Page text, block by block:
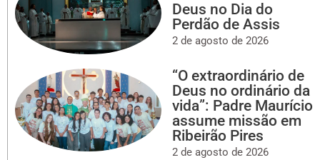
Deus no Dia do
Perdão de Assis
2 de agosto de 2026
“O extraordinário de
Deus no ordinário da
vida”: Padre Maurício
assume missão em
Ribeirão Pires
2 de agosto de 2026